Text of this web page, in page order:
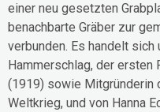
einer neu gesetzten
benachbarte Gräber zur
verbunden. Es handelt sich
Hammerschlag, der ersten
(1919) sowie Mitgründerin
Weltkrieg, und von Hanna